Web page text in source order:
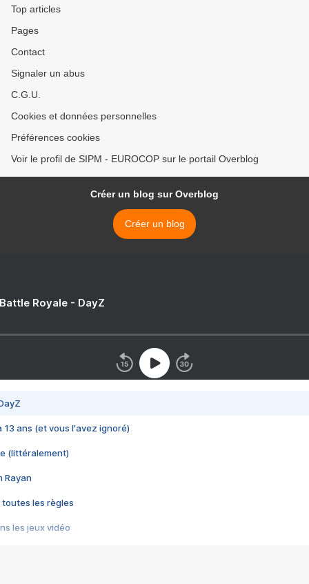
Top articles
Pages
Contact
Signaler un abus
C.G.U.
Cookies et données personnelles
Préférences cookies
Voir le profil de SIPM - EUROCOP sur le portail Overblog
Créer un blog sur Overblog
Créer un blog
Royale - DayZ
13 ans (et vous l'avez ignoré)
(littéralement)
Rayan
toutes les règles
les jeux vidéo